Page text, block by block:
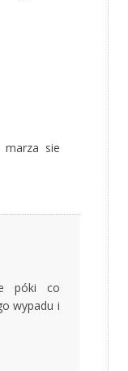
sie
póki co
wypadu i